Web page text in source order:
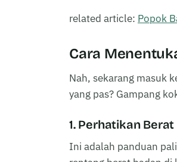
related article: Popok
Cara
Nah, sekarang masuk
yang pas? Gampang
1. Perhatikan
Ini adalah panduan